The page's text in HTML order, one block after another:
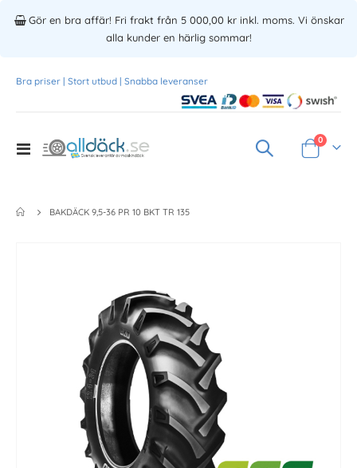
Gör en bra affär! Fri frakt från 5 000,00 kr inkl. moms. Vi önskar
alla kunder en härlig sommar!
Bra priser | Stort utbud | Snabba leveranser
Toggle
Varukorg
0
BAKDÄCK 9,5-36 PR 10 BKT TR 135